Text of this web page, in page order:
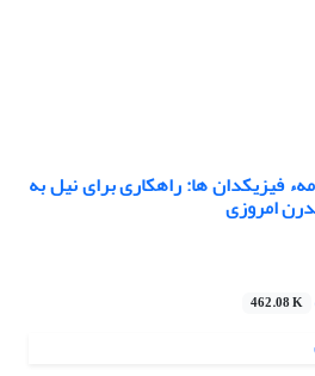
فیزیکدان ها: راهکاری برای نیل به
امروزی
462.08 K